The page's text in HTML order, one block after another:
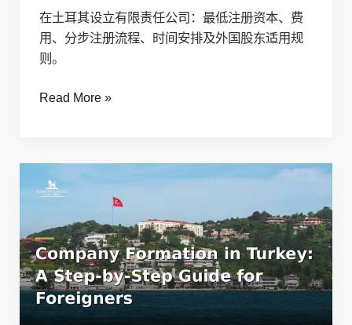
在土耳其设立有限责任公司：最低注册资本、费
用、分步注册流程、时间安排及外国股东适用规
则。
2026
年
完
指
Read More »
土
其
设
立
公
司：